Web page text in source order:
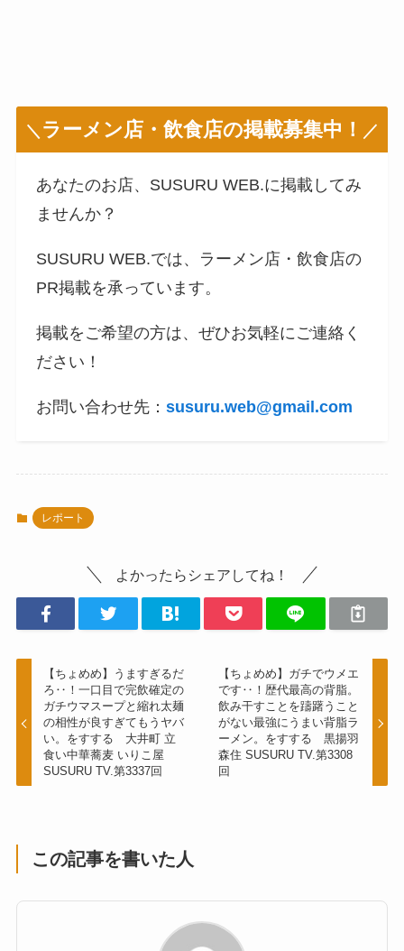
＼ ラーメン店・飲食店の掲載募集中！ ／
あなたのお店、SUSURU WEB.に掲載してみ
ませんか？
SUSURU WEB.では、ラーメン店・飲食店の
PR掲載を承っています。
掲載をご希望の方は、ぜひお気軽にご連絡く
ださい！
お問い合わせ先：susuru.web@gmail.com
レポート
よかったらシェアしてね！
【ちょめめ】うますぎるだ
ろ‥！一口目で完飲確定の
ガチウマスープと縮れ太麺
の相性が良すぎてもうヤバ
い。をすする 大井町 立
食い中華蕎麦 いりこ屋
SUSURU TV.第3337回
【ちょめめ】ガチでウメエ
です‥！歴代最高の背脂。
飲み干すことを躊躇うこと
がない最強にうまい背脂ラ
ーメン。をすする 黒揚羽
森住 SUSURU TV.第3308
回
この記事を書いた人